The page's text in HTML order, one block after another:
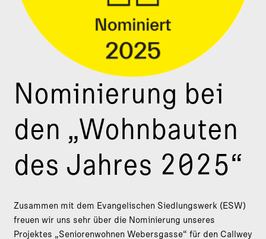
Nominierung bei
den „Wohnbauten
des Jahres 2025“
Zusammen mit dem Evangelischen Siedlungswerk (ESW)
freuen wir uns sehr über die Nominierung unseres
Projektes „Seniorenwohnen Webersgasse“ für den Callwey